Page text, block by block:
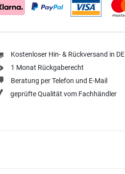
Kostenloser Hin- & Rückversand in DE
1 Monat Rückgaberecht
Beratung per Telefon und E-Mail
geprüfte Qualität vom Fachhändler